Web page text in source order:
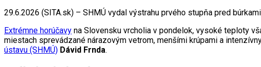
29.6.2026 (SITA.sk) – SHMÚ vydal výstrahu prvého stupňa pred
Extrémne horúčavy na Slovensku vrcholia v pondelok, vysoké teploty
miestach sprevádzané nárazovým vetrom, menšími krúpami a
ústavu (SHMÚ) Dávid Frnda.